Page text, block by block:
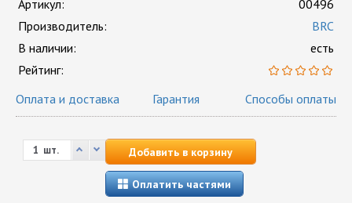
Артикул:
00496
Производитель:
BRC
В наличии:
есть
Рейтинг:
Оплата и доставка
Гарантия Способы оплаты
шт. Добавить в корзину
Оплатить частями